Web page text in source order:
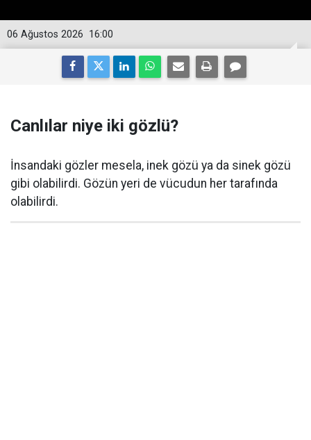
16:00
06 Ağustos 2026
Canlılar niye iki gözlü?
İnsandaki gözler mesela, inek gözü ya da sinek gözü
gibi olabilirdi. Gözün yeri de vücudun her tarafında
olabilirdi.